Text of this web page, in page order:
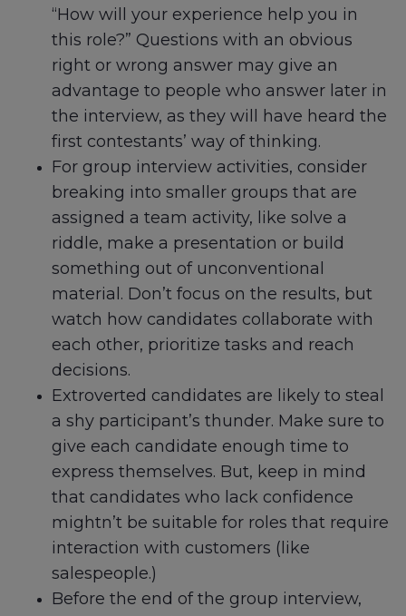
“How will your experience help you in
this role?” Questions with an obvious
right or wrong answer may give an
advantage to people who answer later in
the interview, as they will have heard the
first contestants’ way of thinking.
For group interview activities, consider
breaking into smaller groups that are
assigned a team activity, like solve a
riddle, make a presentation or build
something out of unconventional
material. Don’t focus on the results, but
watch how candidates collaborate with
each other, prioritize tasks and reach
decisions.
Extroverted candidates are likely to steal
a shy participant’s thunder. Make sure to
give each candidate enough time to
express themselves. But, keep in mind
that candidates who lack confidence
mightn’t be suitable for roles that require
interaction with customers (like
salespeople.)
Before the end of the group interview,